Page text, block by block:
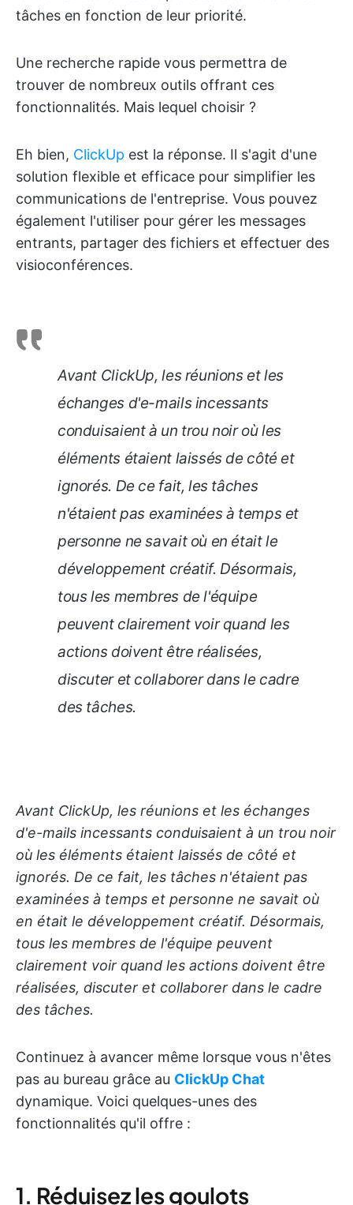
tâches en fonction de leur priorité.
Une recherche rapide vous permettra de
trouver de nombreux outils offrant ces
fonctionnalités. Mais lequel choisir ?
Eh bien, ClickUp est la réponse. Il s'agit d'une
solution flexible et efficace pour simplifier les
communications de l'entreprise. Vous pouvez
également l'utiliser pour gérer les messages
entrants, partager des fichiers et effectuer des
visioconférences.
Avant ClickUp, les réunions et les
échanges d'e-mails incessants
conduisaient à un trou noir où les
éléments étaient laissés de côté et
ignorés. De ce fait, les tâches
n'étaient pas examinées à temps et
personne ne savait où en était le
développement créatif. Désormais,
tous les membres de l'équipe
peuvent clairement voir quand les
actions doivent être réalisées,
discuter et collaborer dans le cadre
des tâches.
Avant ClickUp, les réunions et les échanges
d'e-mails incessants conduisaient à un trou noir
où les éléments étaient laissés de côté et
ignorés. De ce fait, les tâches n'étaient pas
examinées à temps et personne ne savait où
en était le développement créatif. Désormais,
tous les membres de l'équipe peuvent
clairement voir quand les actions doivent être
réalisées, discuter et collaborer dans le cadre
des tâches.
Continuez à avancer même lorsque vous n'êtes
pas au bureau grâce au ClickUp Chat
dynamique. Voici quelques-unes des
fonctionnalités qu'il offre :
1. Réduisez les goulots